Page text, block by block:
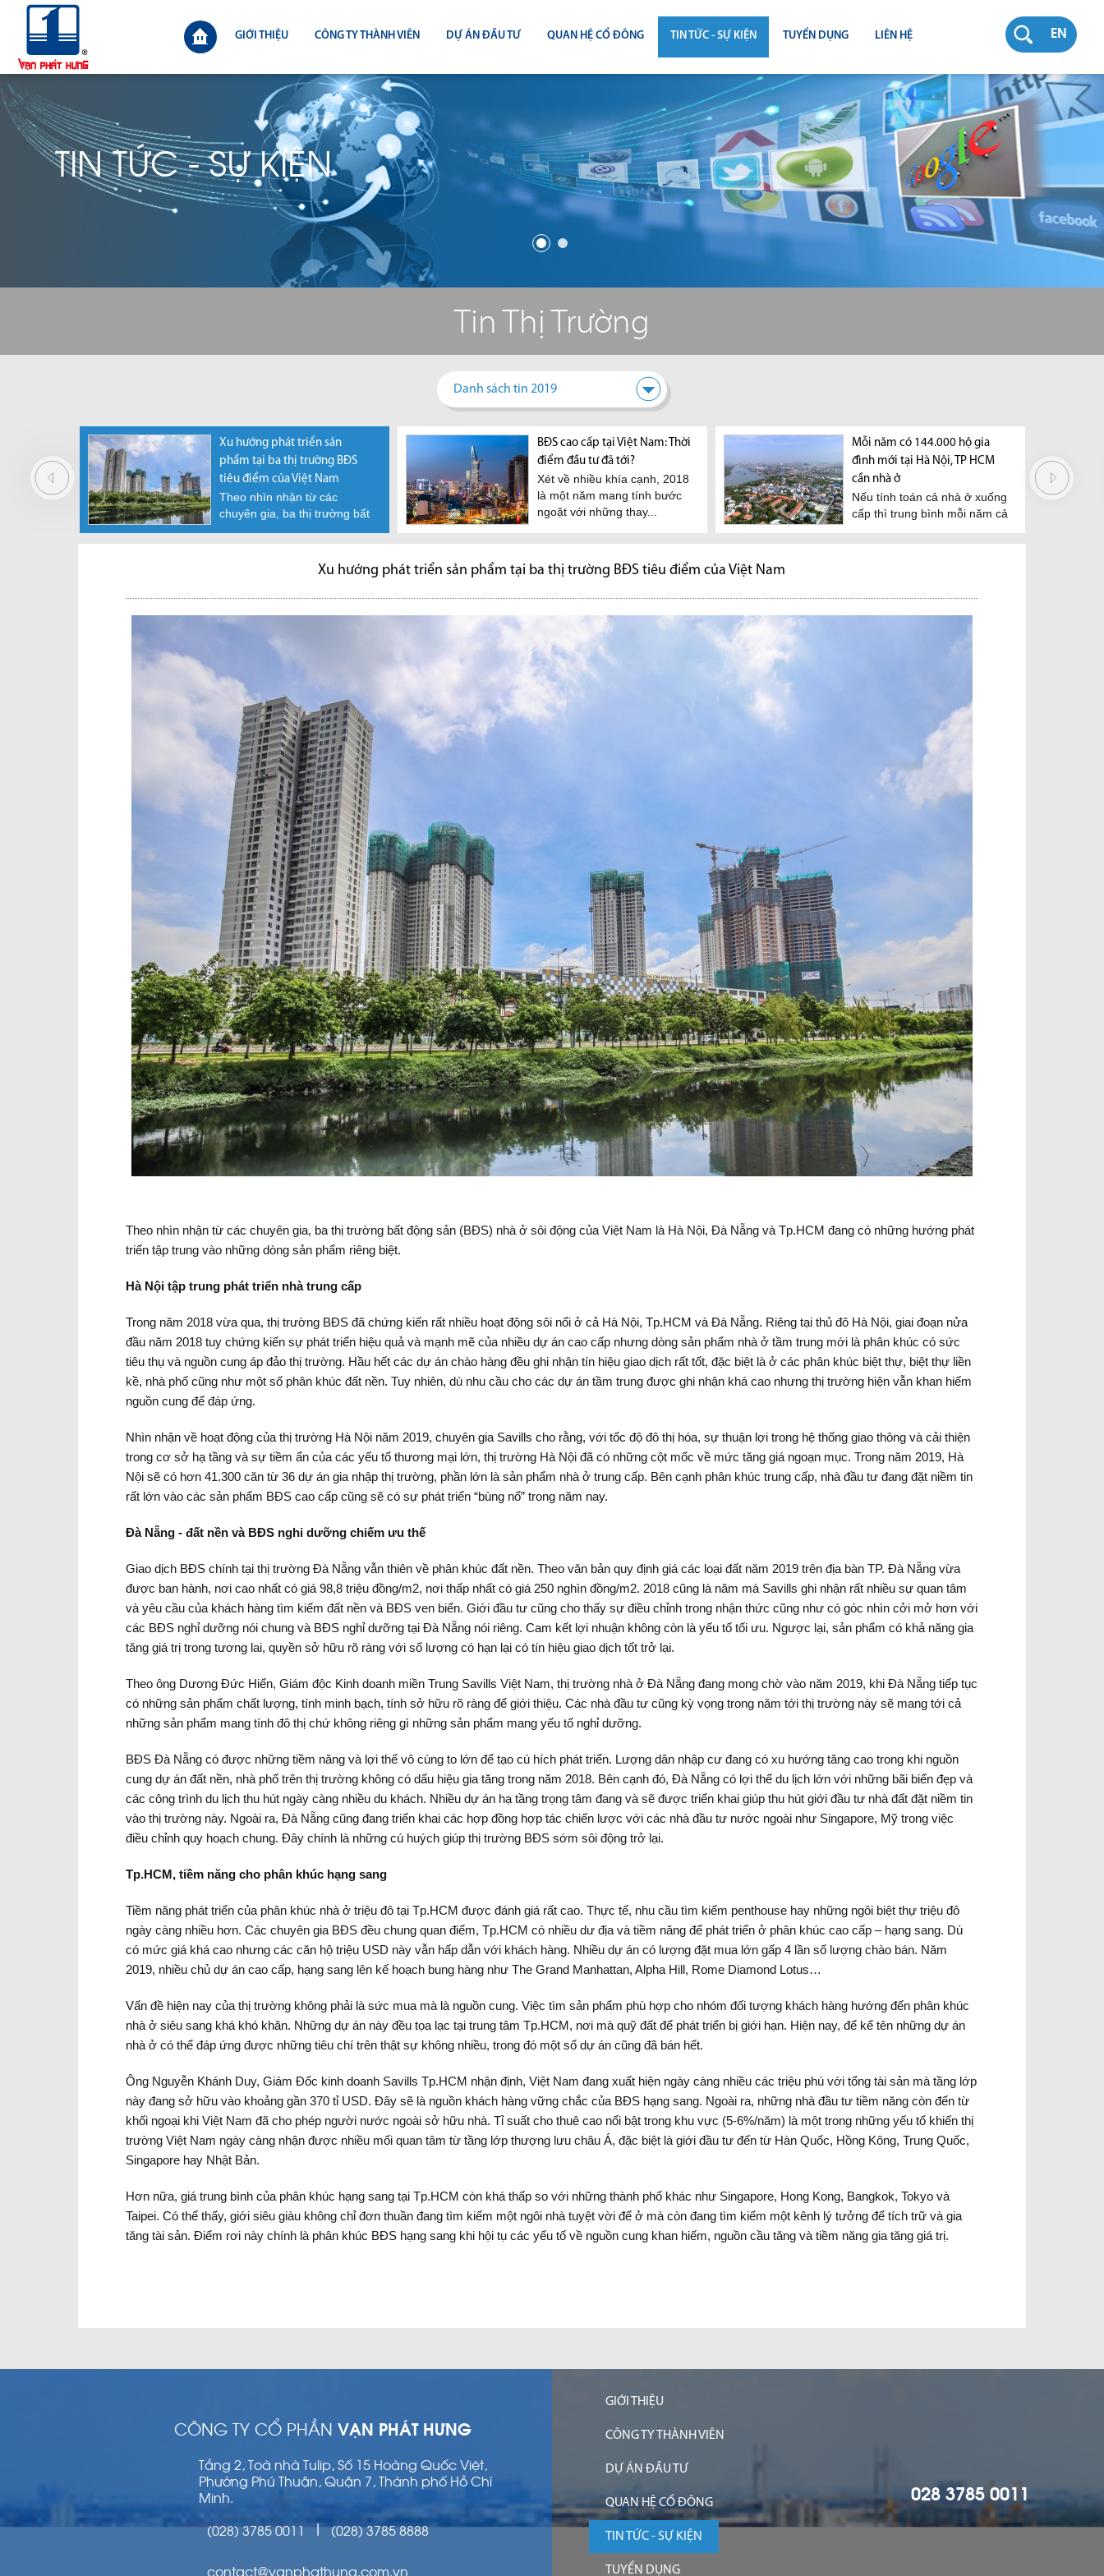
EN
GIỚI THIỆU CÔNG TY THÀNH VIÊN DỰ ÁN ĐẦU TƯ QUAN HỆ CỔ ĐÔNG
ĐẠI HỘI ĐỒNG CỔ ĐÔNG
BÁO CÁO THƯỜNG NIÊN
BÁO CÁO TÀI CHÍNH
TIN TỨC - SỰ KIỆN
TIN THỊ TRƯỜNG
TIN DỰ ÁN
TIN CÔNG TY
TUYỂN DỤNG LIÊN HỆ
TIN TỨC - SỰ KIỆN
Tin Thị Trường
Danh sách tin 2019
Phó Thủ Tướng yêu cầu nghiên
cứu cấp “sổ đỏ” cho condotel,
officetel
Văn phòng chính phủ phát đi
thông báo số 33/TB-VPCP
Bất động sản Việt Nam vẫn
hấp dẫn nhà đầu tư nước
ngoài
Theo bà Nguyễn Thị Vân
Khanh, Giám đốc cấp cao thị
Đâu là thời điểm giá bất động
sản đạt đỉnh
Nhiều dự đoán khác nhau
Loạt dự đoán thứ nhất cho
rằng, giá bất...
mua bất động
Hiệp hội Bất
TP.HCM
xuống 3-
Xu hướng phát triển sản
phẩm tại ba thị trường BĐS
tiêu điểm của Việt Nam
Theo nhìn nhận từ các
chuyên gia, ba thị trường bất
BĐS cao cấp tại Việt Nam: Thời
điểm đầu tư đã tới?
Xét về nhiều khía cạnh, 2018
là một năm mang tính bước
ngoặt với những thay...
Mỗi năm có 144.000 hộ gia
đình mới tại Hà Nội, TP HCM
cần nhà ở
Nếu tính toán cả nhà ở xuống
cấp thì trung bình mỗi năm cả
Xu hướng phát triển sản phẩm tại ba thị trường BĐS tiêu điểm của Việt Nam
Theo nhìn nhận từ các chuyên gia, ba thị trường bất động sản (BĐS) nhà ở sôi động của Việt Nam là Hà Nội, Đà Nẵng và Tp.HCM đang có những hướng phát
triển tập trung vào những dòng sản phẩm riêng biệt.
Hà Nội tập trung phát triển nhà trung cấp
Trong năm 2018 vừa qua, thị trường BĐS đã chứng kiến rất nhiều hoạt động sôi nổi ở cả Hà Nội, Tp.HCM và Đà Nẵng. Riêng tại thủ đô Hà Nội, giai đoạn nửa
đầu năm 2018 tuy chứng kiến sự phát triển hiệu quả và mạnh mẽ của nhiều dự án cao cấp nhưng dòng sản phẩm nhà ở tầm trung mới là phân khúc có sức
tiêu thụ và nguồn cung áp đảo thị trường. Hầu hết các dự án chào hàng đều ghi nhận tín hiệu giao dịch rất tốt, đặc biệt là ở các phân khúc biệt thự, biệt thự liền
kề, nhà phố cũng như một số phân khúc đất nền. Tuy nhiên, dù nhu cầu cho các dự án tầm trung được ghi nhận khá cao nhưng thị trường hiện vẫn khan hiếm
nguồn cung để đáp ứng.
Nhìn nhận về hoạt động của thị trường Hà Nội năm 2019, chuyên gia Savills cho rằng, với tốc độ đô thị hóa, sự thuận lợi trong hệ thống giao thông và cải thiện
trong cơ sở hạ tầng và sự tiềm ẩn của các yếu tố thương mại lớn, thị trường Hà Nội đã có những cột mốc về mức tăng giá ngoạn mục. Trong năm 2019, Hà
Nội sẽ có hơn 41.300 căn từ 36 dự án gia nhập thị trường, phần lớn là sản phẩm nhà ở trung cấp. Bên cạnh phân khúc trung cấp, nhà đầu tư đang đặt niềm tin
rất lớn vào các sản phẩm BĐS cao cấp cũng sẽ có sự phát triển “bùng nổ” trong năm nay.
Đà Nẵng - đất nền và BĐS nghỉ dưỡng chiếm ưu thế
Giao dịch BĐS chính tại thị trường Đà Nẵng vẫn thiên về phân khúc đất nền. Theo văn bản quy định giá các loại đất năm 2019 trên địa bàn TP. Đà Nẵng vừa
được ban hành, nơi cao nhất có giá 98,8 triệu đồng/m2, nơi thấp nhất có giá 250 nghìn đồng/m2. 2018 cũng là năm mà Savills ghi nhận rất nhiều sự quan tâm
và yêu cầu của khách hàng tìm kiếm đất nền và BĐS ven biển. Giới đầu tư cũng cho thấy sự điều chỉnh trong nhận thức cũng như có góc nhìn cởi mở hơn với
các BĐS nghỉ dưỡng nói chung và BĐS nghỉ dưỡng tại Đà Nẵng nói riêng. Cam kết lợi nhuận không còn là yếu tố tối ưu. Ngược lại, sản phẩm có khả năng gia
tăng giá trị trong tương lai, quyền sở hữu rõ ràng với số lượng có hạn lại có tín hiệu giao dịch tốt trở lại.
Theo ông Dương Đức Hiển, Giám độc Kinh doanh miền Trung Savills Việt Nam, thị trường nhà ở Đà Nẵng đang mong chờ vào năm 2019, khi Đà Nẵng tiếp tục
có những sản phẩm chất lượng, tính minh bạch, tính sở hữu rõ ràng để giới thiệu. Các nhà đầu tư cũng kỳ vọng trong năm tới thị trường này sẽ mang tới cả
những sản phẩm mang tính đô thị chứ không riêng gì những sản phẩm mang yếu tố nghỉ dưỡng.
BĐS Đà Nẵng có được những tiềm năng và lợi thế vô cùng to lớn để tạo cú hích phát triển. Lượng dân nhập cư đang có xu hướng tăng cao trong khi nguồn
cung dự án đất nền, nhà phố trên thị trường không có dấu hiệu gia tăng trong năm 2018. Bên cạnh đó, Đà Nẵng có lợi thế du lịch lớn với những bãi biển đẹp và
các công trình du lịch thu hút ngày càng nhiều du khách. Nhiều dự án hạ tầng trọng tâm đang và sẽ được triển khai giúp thu hút giới đầu tư nhà đất đặt niềm tin
vào thị trường này. Ngoài ra, Đà Nẵng cũng đang triển khai các hợp đồng hợp tác chiến lược với các nhà đầu tư nước ngoài như Singapore, Mỹ trong việc
điều chỉnh quy hoạch chung. Đây chính là những cú huých giúp thị trường BĐS sớm sôi động trở lại.
Tp.HCM, tiềm năng cho phân khúc hạng sang
Tiềm năng phát triển của phân khúc nhà ở triệu đô tại Tp.HCM được đánh giá rất cao. Thực tế, nhu cầu tìm kiếm penthouse hay những ngôi biệt thự triệu đô
ngày càng nhiều hơn. Các chuyên gia BĐS đều chung quan điểm, Tp.HCM có nhiều dư địa và tiềm năng để phát triển ở phân khúc cao cấp – hạng sang. Dù
có mức giá khá cao nhưng các căn hộ triệu USD này vẫn hấp dẫn với khách hàng. Nhiều dự án có lượng đặt mua lớn gấp 4 lần số lượng chào bán. Năm
2019, nhiều chủ dự án cao cấp, hạng sang lên kế hoạch bung hàng như The Grand Manhattan, Alpha Hill, Rome Diamond Lotus…
Vấn đề hiện nay của thị trường không phải là sức mua mà là nguồn cung. Việc tìm sản phẩm phù hợp cho nhóm đối tượng khách hàng hướng đến phân khúc
nhà ở siêu sang khá khó khăn. Những dự án này đều tọa lạc tại trung tâm Tp.HCM, nơi mà quỹ đất để phát triển bị giới hạn. Hiện nay, để kể tên những dự án
nhà ở có thể đáp ứng được những tiêu chí trên thật sự không nhiều, trong đó một số dự án cũng đã bán hết.
Ông Nguyễn Khánh Duy, Giám Đốc kinh doanh Savills Tp.HCM nhận định, Việt Nam đang xuất hiện ngày càng nhiều các triệu phú với tổng tài sản mà tầng lớp
này đang sở hữu vào khoảng gần 370 tỉ USD. Đây sẽ là nguồn khách hàng vững chắc của BĐS hạng sang. Ngoài ra, những nhà đầu tư tiềm năng còn đến từ
khối ngoại khi Việt Nam đã cho phép người nước ngoài sở hữu nhà. Tỉ suất cho thuê cao nổi bật trong khu vực (5-6%/năm) là một trong những yếu tố khiến thị
trường Việt Nam ngày càng nhận được nhiều mối quan tâm từ tầng lớp thượng lưu châu Á, đặc biệt là giới đầu tư đến từ Hàn Quốc, Hồng Kông, Trung Quốc,
Singapore hay Nhật Bản.
Hơn nữa, giá trung bình của phân khúc hạng sang tại Tp.HCM còn khá thấp so với những thành phố khác như Singapore, Hong Kong, Bangkok, Tokyo và
Taipei. Có thể thấy, giới siêu giàu không chỉ đơn thuần đang tìm kiếm một ngôi nhà tuyệt vời để ở mà còn đang tìm kiếm một kênh lý tưởng để tích trữ và gia
tăng tài sản. Điểm rơi này chính là phân khúc BĐS hạng sang khi hội tụ các yếu tố về nguồn cung khan hiếm, nguồn cầu tăng và tiềm năng gia tăng giá trị.
CÔNG TY CỔ PHẦN VẠN PHÁT HƯNG
Tầng 2, Toà nhà Tulip, Số 15 Hoàng Quốc Việt,
Phường Phú Thuận, Quận 7, Thành phố Hồ Chí
Minh.
(028) 3785 0011
| (028) 3785 8888
contact@vanphathung.com.vn
GIỚI THIỆU
CÔNG TY THÀNH VIÊN
DỰ ÁN ĐẦU TƯ
QUAN HỆ CỔ ĐÔNG
TIN TỨC - SỰ KIỆN
TUYỂN DỤNG
028 3785 0011